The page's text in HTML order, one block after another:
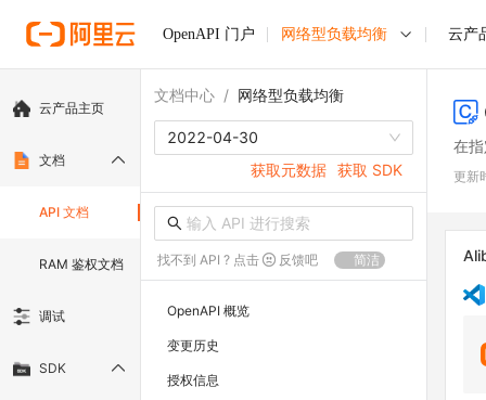
OpenAPI 门户 网络型负载均衡 云产
云产品主页
文档
API 文档
RAM 鉴权文档
调试
SDK
文档中心 / 网络型负载均衡
2022-04-30
获取元数据 获取 SDK
找不到 API ? 点击 反馈吧 简洁
OpenAPI 概览
变更历史
授权信息
在
更新